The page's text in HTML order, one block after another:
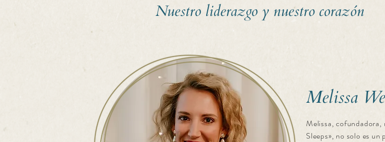
Nuestro liderazgo y nuestro corazón
Melissa
Melissa, cofundadora,
Sleeps», no solo es